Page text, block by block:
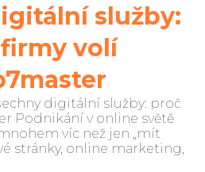
služby:
volí
digitální služby: proč
Podnikání v online světě
víc než jen „mít
stránky, online marketing,